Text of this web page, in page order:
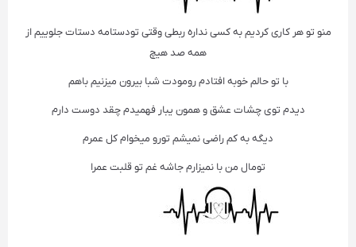
منو تو هر کاری کردیم به کسی نداره ربطی وقتی تو‌دستامه دستات جلوییم از
همه صد هیچ
با تو حالم خوبه افتادم رو‌مودت شبا بیرون میزنیم باهم
دیدم توی چشات عشق و همون یبار فهمیدم چقد دوست دارم
دیگه به کم راضی نمیشم تورو میخوام کل عمرم
تو‌مال من با نمیزارم جاشه غم تو قلبت عمرا